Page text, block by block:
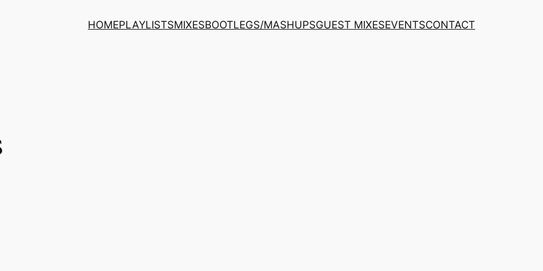
HOMEPLAYLISTSMIXESBOOTLEGS/MASHUPSGUEST MIXESEVENTSCONTACT